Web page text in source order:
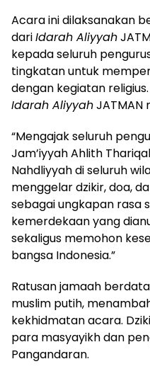
Acara ini dilaksanakan
dariIdarah Aliyyah
kepada seluruh
tingkatan untuk
dengan kegiatan
Idarah AliyyahJATMAN
“Mengajak seluruh
Jam’iyyah Ahlith
Nahdliyyah di seluruh
menggelar dzikir, doa,
sebagai ungkapan rasa
kemerdekaan yang
sekaligus memohon
bangsa Indonesia.”
Ratusan jamaah
muslim putih,
kekhidmatan acara.
para masyayikh dan
Pangandaran.